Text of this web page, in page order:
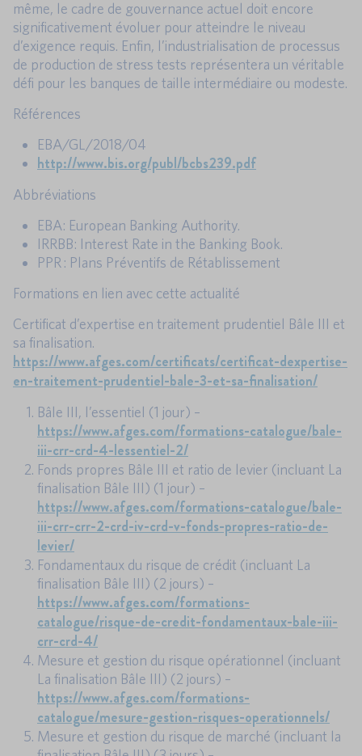
même, le cadre de gouvernance actuel doit encore
significativement évoluer pour atteindre le niveau
d’exigence requis. Enfin, l’industrialisation de processus
de production de stress tests représentera un véritable
défi pour les banques de taille intermédiaire ou modeste.
Références
EBA/GL/2018/04
http://www.bis.org/publ/bcbs239.pdf
Abbréviations
EBA: European Banking Authority.
IRRBB: Interest Rate in the Banking Book.
PPR : Plans Préventifs de Rétablissement
Formations en lien avec cette actualité
Certificat d’expertise en traitement prudentiel Bâle III et
sa finalisation.
https://www.afges.com/certificats/certificat-dexpertise-
en-traitement-prudentiel-bale-3-et-sa-finalisation/
Bâle III, l’essentiel (1 jour) –
https://www.afges.com/formations-catalogue/bale-
iii-crr-crd-4-lessentiel-2/
Fonds propres Bâle III et ratio de levier (incluant La
finalisation Bâle III) (1 jour) –
https://www.afges.com/formations-catalogue/bale-
iii-crr-crr-2-crd-iv-crd-v-fonds-propres-ratio-de-
levier/
Fondamentaux du risque de crédit (incluant La
finalisation Bâle III) (2 jours) –
https://www.afges.com/formations-
catalogue/risque-de-credit-fondamentaux-bale-iii-
crr-crd-4/
Mesure et gestion du risque opérationnel (incluant
La finalisation Bâle III) (2 jours) –
https://www.afges.com/formations-
catalogue/mesure-gestion-risques-operationnels/
Mesure et gestion du risque de marché (incluant la